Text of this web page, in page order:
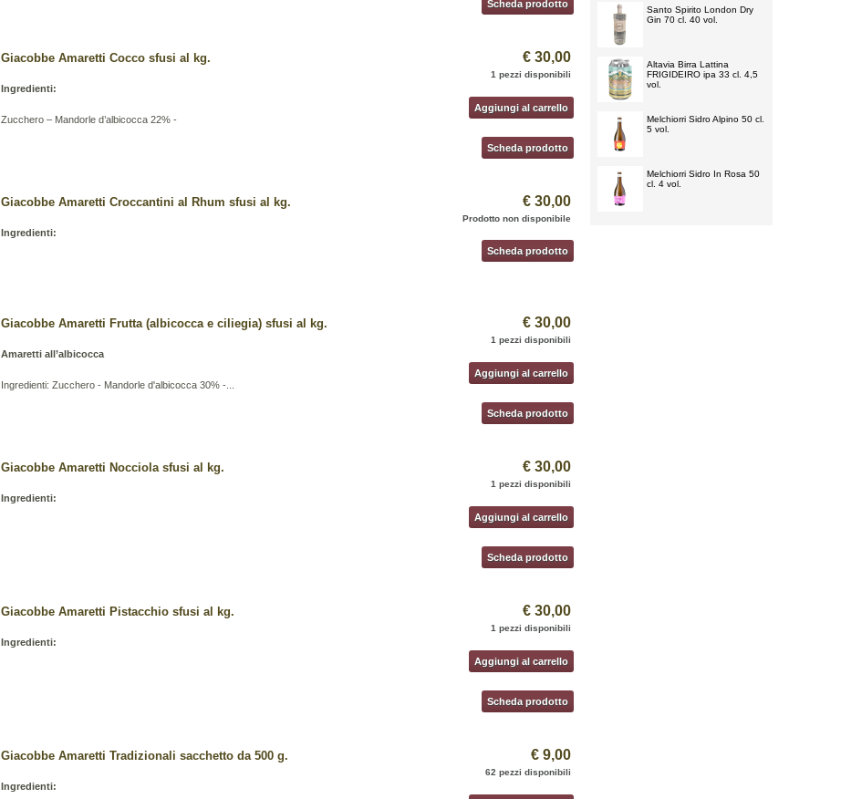
Scheda prodotto
Giacobbe Amaretti Cocco sfusi al kg.
Ingredienti:
Zucchero – Mandorle d’albicocca 22% -
€ 30,00
1 pezzi disponibili
Aggiungi al carrello
Scheda prodotto
Giacobbe Amaretti Croccantini al Rhum sfusi al kg.
Ingredienti:
€ 30,00
Prodotto non disponibile
Scheda prodotto
Giacobbe Amaretti Frutta (albicocca e ciliegia) sfusi al kg.
Amaretti all’albicocca
Ingredienti: Zucchero - Mandorle d'albicocca 30% -...
€ 30,00
1 pezzi disponibili
Aggiungi al carrello
Scheda prodotto
Giacobbe Amaretti Nocciola sfusi al kg.
Ingredienti:
€ 30,00
1 pezzi disponibili
Aggiungi al carrello
Scheda prodotto
Giacobbe Amaretti Pistacchio sfusi al kg.
Ingredienti:
€ 30,00
1 pezzi disponibili
Aggiungi al carrello
Scheda prodotto
Giacobbe Amaretti Tradizionali sacchetto da 500 g.
Ingredienti:
€ 9,00
62 pezzi disponibili
Santo Spirito London Dry
Gin 70 cl. 40 vol.
Altavia Birra Lattina
FRIGIDEIRO ipa 33 cl. 4,5
vol.
Melchiorri Sidro Alpino 50 cl.
5 vol.
Melchiorri Sidro In Rosa 50
cl. 4 vol.